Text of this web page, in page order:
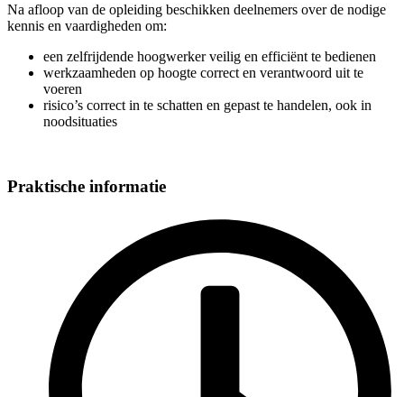
Na afloop van de opleiding beschikken deelnemers over de nodige
kennis en vaardigheden om:
een zelfrijdende hoogwerker veilig en efficiënt te bedienen
werkzaamheden op hoogte correct en verantwoord uit te
voeren
risico’s correct in te schatten en gepast te handelen, ook in
noodsituaties
Praktische informatie